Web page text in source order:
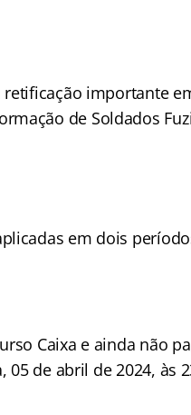
importante
de Soldados
em dois
Caixa e ainda não
de abril de 2024, às